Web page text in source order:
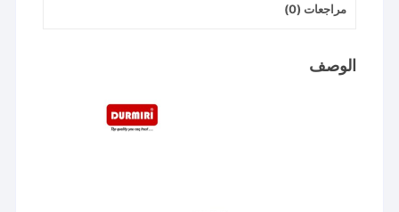
مراجعات (0)
الوصف